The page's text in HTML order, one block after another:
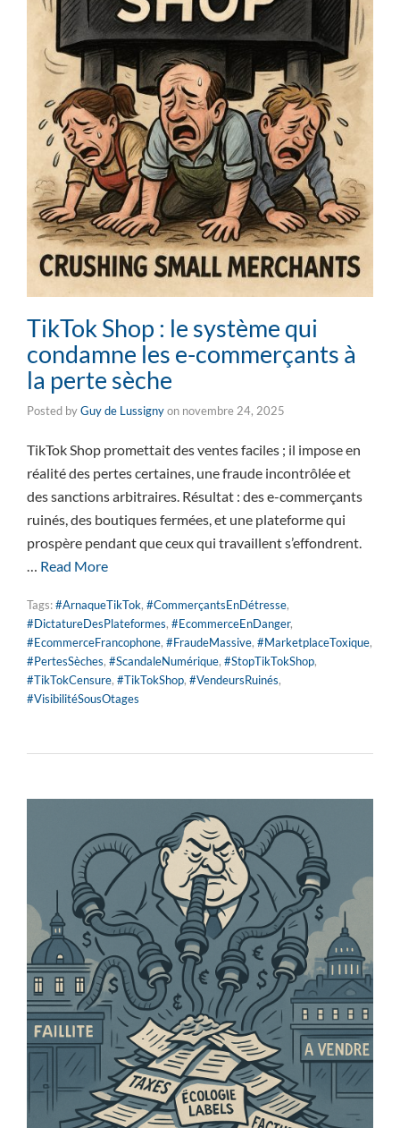
TikTok Shop : le système qui
condamne les e-commerçants à
la perte sèche
Posted byGuy de Lussignyon novembre 24, 2025
TikTok Shop promettait des ventes faciles ; il impose en
réalité des pertes certaines, une fraude incontrôlée et
des sanctions arbitraires. Résultat : des e-commerçants
ruinés, des boutiques fermées, et une plateforme qui
prospère pendant que ceux qui travaillent s’effondrent.
Read More
Tags:#ArnaqueTikTok, #CommerçantsEnDétresse,
#DictatureDesPlateformes, #EcommerceEnDanger,
#EcommerceFrancophone, #FraudeMassive, #MarketplaceToxique,
#PertesSèches, #ScandaleNumérique, #StopTikTokShop,
#TikTokCensure, #TikTokShop, #VendeursRuinés,
#VisibilitéSousOtages